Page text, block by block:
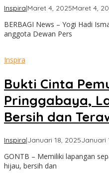
Inspira|Maret 4, 2025Maret 4,
BERBAGI News – Yogi Hadi
anggota Dewan Pers
Inspira
Bukti Cinta
Pringgabaya,
Bersih dan
Inspira|Januari 18, 2025Januari
GONTB – Memiliki lapangan
hijau, bersih dan